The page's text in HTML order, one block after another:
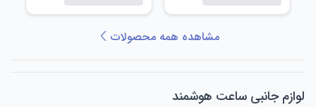
مشاهده همه محصولات
لوازم جانبی ساعت هوشمند